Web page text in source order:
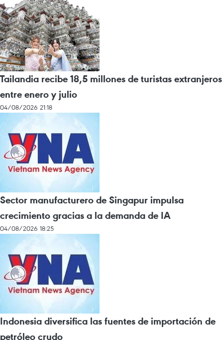
Tailandia recibe 18,5 millones de turistas extranjeros
entre enero y julio
04/08/2026 21:18
Sector manufacturero de Singapur impulsa
crecimiento gracias a la demanda de IA
04/08/2026 18:25
Indonesia diversifica las fuentes de importación de
petróleo crudo